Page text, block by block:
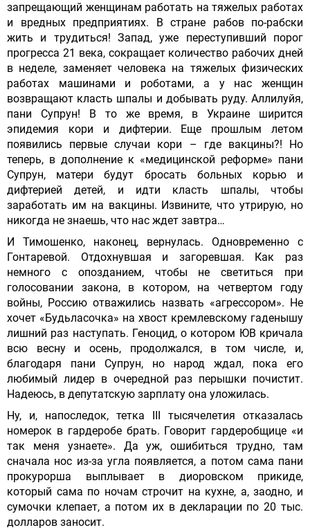
запрещающий женщинам работать на тяжелых работах
и вредных предприятиях. В стране рабов по-рабски
жить и трудиться! Запад, уже переступивший порог
прогресса 21 века, сокращает количество рабочих дней
в неделе, заменяет человека на тяжелых физических
работах машинами и роботами, а у нас женщин
возвращают класть шпалы и добывать руду. Аллилуйя,
пани Супрун! В то же время, в Украине ширится
эпидемия кори и дифтерии. Еще прошлым летом
появились первые случаи кори – где вакцины?! Но
теперь, в дополнение к «медицинской реформе» пани
Супрун, матери будут бросать больных корью и
дифтерией детей, и идти класть шпалы, чтобы
заработать им на вакцины. Извините, что утрирую, но
никогда не знаешь, что нас ждет завтра…
И Тимошенко, наконец, вернулась. Одновременно с
Гонтаревой. Отдохнувшая и загоревшая. Как раз
немного с опозданием, чтобы не светиться при
голосовании закона, в котором, на четвертом году
войны, Россию отважились назвать «агрессором». Не
хочет «Будьласочка» на хвост кремлевскому гаденышу
лишний раз наступать. Геноцид, о котором ЮВ кричала
всю весну и осень, продолжался, в том числе, и,
благодаря пани Супрун, но народ ждал, пока его
любимый лидер в очередной раз перышки почистит.
Надеюсь, в депутатскую зарплату она уложилась.
Ну, и, напоследок, тетка III тысячелетия отказалась
номерок в гардеробе брать. Говорит гардеробщице «и
так меня узнаете». Да уж, ошибиться трудно, там
сначала нос из-за угла появляется, а потом сама пани
прокурорша выплывает в диоровском прикиде,
который сама по ночам строчит на кухне, а, заодно, и
сумочки клепает, а потом их в декларации по 20 тыс.
долларов заносит.